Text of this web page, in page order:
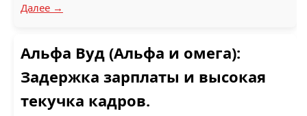
Далее →
Альфа Вуд (Альфа и омега):
Задержка зарплаты и высокая
текучка кадров.